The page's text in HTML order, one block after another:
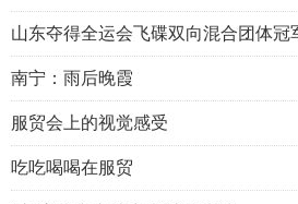
山东夺得全运会飞碟双向混合团体冠
南宁：雨后晚霞
服贸会上的视觉感受
吃吃喝喝在服贸